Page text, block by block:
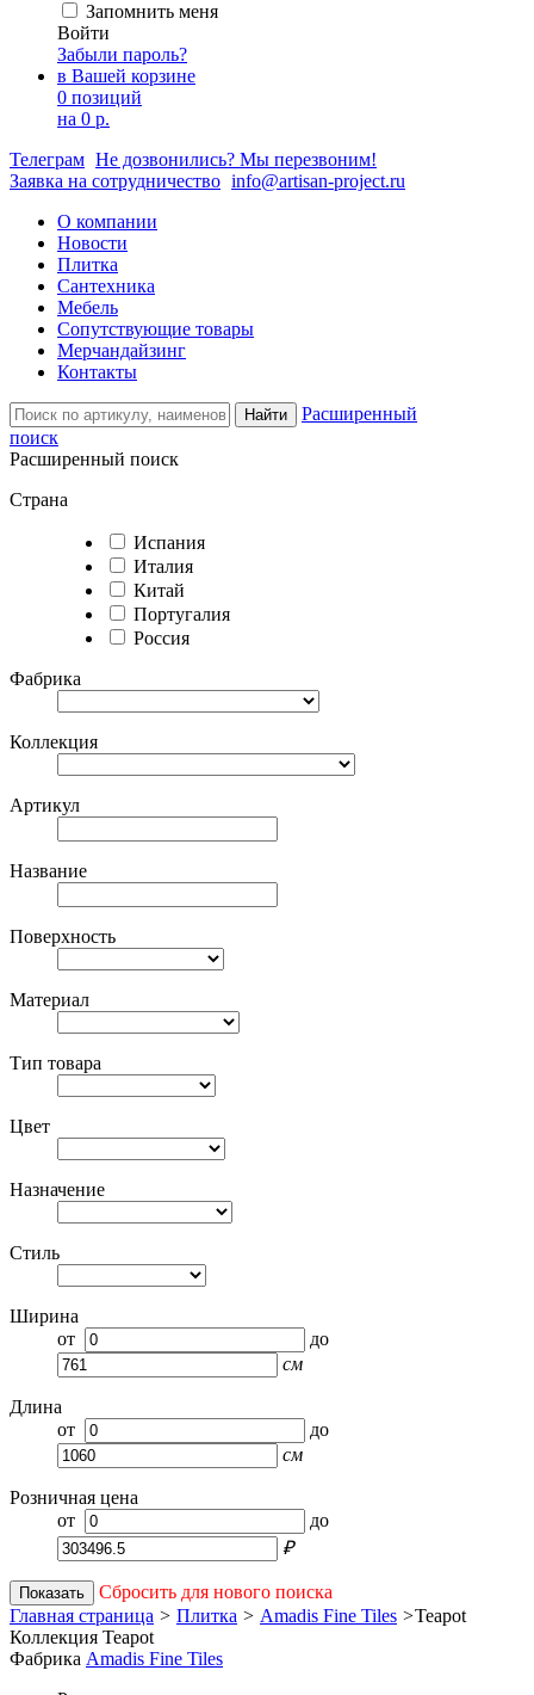
Запомнить меня
Войти
Забыли пароль?
в Вашей корзине
0 позиций
на 0 р.
Телеграм Не дозвонились? Мы перезвоним!
Заявка на сотрудничество info@artisan-project.ru
О компании
Новости
Плитка
Сантехника
Мебель
Сопутствующие товары
Мерчандайзинг
Контакты
Найти
Расширенный
поиск
Расширенный поиск
Страна
Испания
Италия
Китай
Португалия
Россия
Фабрика
Коллекция
Артикул
Название
Поверхность
Материал
Тип товара
Цвет
Назначение
Стиль
Ширина
от
до
см
Длина
от
до
см
Розничная цена
от
до
₽
Показать
Сбросить для нового поиска
Главная страница > Плитка > Amadis Fine Tiles >Teapot
Коллекция Teapot
Фабрика Amadis Fine Tiles